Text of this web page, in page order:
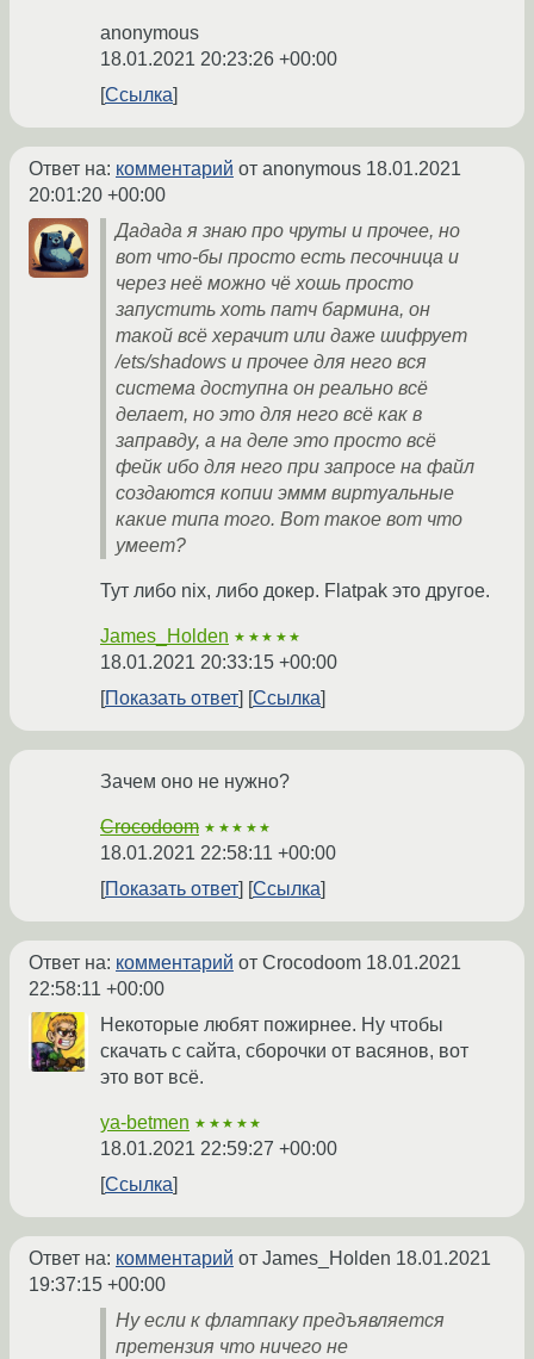
anonymous
18.01.2021 20:23:26 +00:00
Ссылка
Ответ на: комментарий от anonymous 18.01.2021
20:01:20 +00:00
Дадада я знаю про чруты и прочее, но
вот что-бы просто есть песочница и
через неё можно чё хошь просто
запустить хоть патч бармина, он
такой всё херачит или даже шифрует
/ets/shadows и прочее для него вся
система доступна он реально всё
делает, но это для него всё как в
заправду, а на деле это просто всё
фейк ибо для него при запросе на файл
создаются копии эммм виртуальные
какие типа того. Вот такое вот что
умеет?
Тут либо nix, либо докер. Flatpak это другое.
James_Holden ★★★★★
18.01.2021 20:33:15 +00:00
Показать ответ
Ссылка
Зачем оно не нужно?
Crocodoom ★★★★★
18.01.2021 22:58:11 +00:00
Показать ответ
Ссылка
Ответ на: комментарий от Crocodoom 18.01.2021
22:58:11 +00:00
Некоторые любят пожирнее. Ну чтобы
скачать с сайта, сборочки от васянов, вот
это вот всё.
ya-betmen ★★★★★
18.01.2021 22:59:27 +00:00
Ссылка
Ответ на: комментарий от James_Holden 18.01.2021
19:37:15 +00:00
Ну если к флатпаку предъявляется
претензия что ничего не